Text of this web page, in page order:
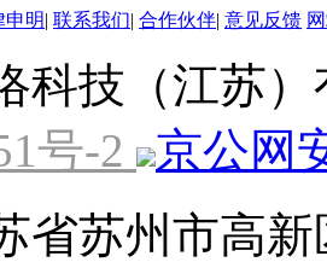
申明| 联系我们| 合作伙伴| 意见反馈
科技（江苏
号-2
京公网
省苏州市高